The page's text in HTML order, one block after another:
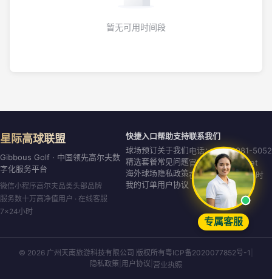
暂无可用时间段
星际高球联盟
Gibbous Golf · 中国领先高尔夫数
字化服务平台
微信小程序高尔夫品类头部品牌
服务数十万高净值用户 · 在线客服
7×24小时
快捷入口
球场预订
精选套餐
海外球场
我的订单
帮助支持
关于我们
常见问题
隐私政策
用户协议
联系我们
电话：020-8981-5052
官网：gibbous.net
在线客服：7×24小时
© 2026 广州天南旅游科技有限公司 版权所有粤ICP备2020077852号-1
隐私政策 用户协议 营业执照
专属客服